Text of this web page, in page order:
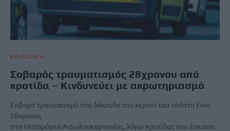
ΚΟΙΝΩΝΙΑ
Σοβαρός τραυματισμός 28χρονου από
κροτίδα – Κινδυνεύει με ακρωτηριασμό
Σοβαρό τραυματισμό στα δάκτυλα του χεριού του υπέστη ένας
28χρονος
στη Ματαράγκα Αιτωλοακαρνανίας, λόγω κροτίδας που έσκασε.